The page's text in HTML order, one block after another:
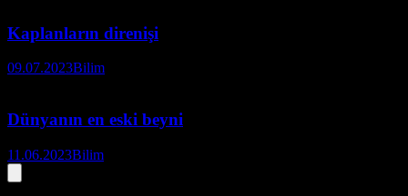
Kaplanların direnişi
09.07.2023Bilim
Dünyanın en eski beyni
11.06.2023Bilim